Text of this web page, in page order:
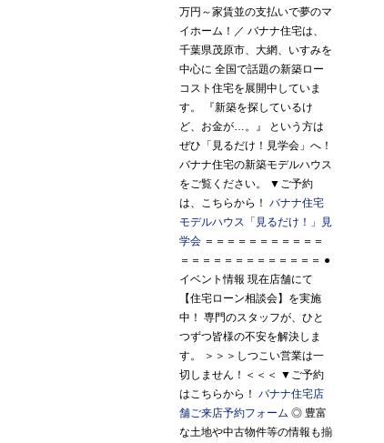
万円～家賃並の支払いで夢のマ
イホーム！／ バナナ住宅は、
千葉県茂原市、大網、いすみを
中心に 全国で話題の新築ロー
コスト住宅を展開中していま
す。 『新築を探しているけ
ど、お金が…。』 という方は
ぜひ「見るだけ！見学会」へ！
バナナ住宅の新築モデルハウス
をご覧ください。 ▼ご予約
は、こちらから！ バナナ住宅
モデルハウス「見るだけ！」見
学会 ＝＝＝＝＝＝＝＝＝＝＝
＝＝＝＝＝＝＝＝＝＝＝＝＝ ●
イベント情報 現在店舗にて
【住宅ローン相談会】を実施
中！ 専門のスタッフが、ひと
つずつ皆様の不安を解決しま
す。 ＞＞＞しつこい営業は一
切しません！＜＜＜ ▼ご予約
はこちらから！ バナナ住宅店
舗ご来店予約フォーム ◎ 豊富
な土地や中古物件等の情報も揃